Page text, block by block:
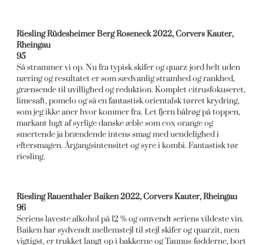
Riesling Rüdesheimer Berg Roseneck 2022, Corvers Kauter,
Rheingau
95
Så strammer vi op. Nu fra typisk skifer og quarz-jord helt uden
næring og resultatet er som sædvanlig stramhed og rankhed,
grænsende til uvillighed og reduktion. Komplet citrusfokuseret,
limesaft, pomelo og så en fantastisk orientalsk tørret krydring,
som jeg ikke aner hvor kommer fra. Let fjern bålrøg på toppen,
markant lugt af syrlige danske æble som cox orange og
smertende ja brændende intens smag med uendelighed i
eftersmagen. Årgangsintensitet og syre i kombi. Fantastisk tør
riesling.
Riesling Rauenthaler Baiken 2022, Corvers Kauter, Rheingau
96
Seriens laveste alkohol på 12 % og omvendt seriens vildeste vin.
Baiken har sydvendt mellemstejl til stejl skifer og quarzit, men
vigtigst, er trukket langt op i bakkerne og Taunus-fødderne, bort